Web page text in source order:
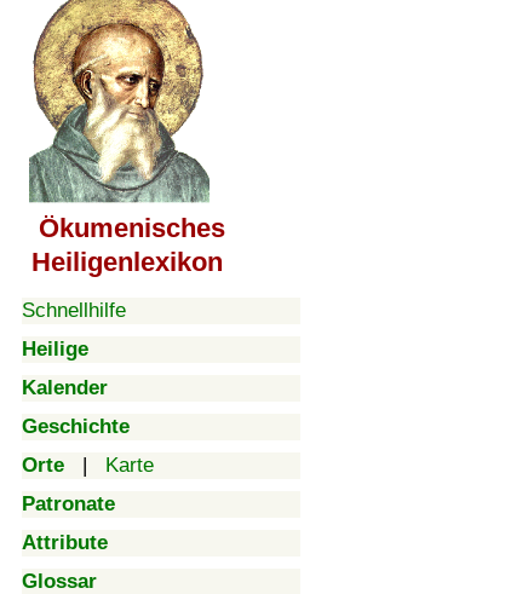
Ökumenisches
Heiligenlexikon
Schnellhilfe
Heilige
Kalender
Geschichte
Orte | Karte
Patronate
Attribute
Glossar